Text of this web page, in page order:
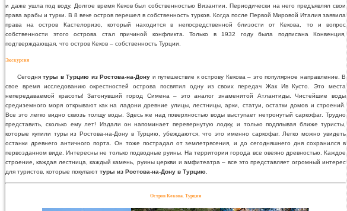
и даже ушла под воду. Долгое время Кеков был собственностью Византии. Периодически на него предъявлял свои
права арабы и турки. В 8 веке остров перешел в собственность турков. Когда после Первой Мировой Италия заявила
права на остров Кастелоризо, который находится в непосредственной близости от Кекова, то и вопрос
собственности этого острова стал причиной конфликта. Только в 1932 году была подписана Конвенция,
подтверждающая, что остров Кеков – собственность Турции.
Экскурсия
Сегоднятуры в Турцию из Ростова-на-Дону и путешествие к острову Кекова – это популярное направление. В
свое время исследованию окрестностей острова посвятил одну из своих передач Жак Ив Кусто. Это места
непередаваемой красоты! Затонувший город Симена – это аналог знаменитой Атлантиды. Чистейшие воды
средиземного моря открывают как на ладони древние улицы, лестницы, арки, статуи, остатки домов и строений.
Все это легко видно сквозь толщу воды. Здесь же над поверхностью воды выступает нетронутый саркофаг. Трудно
представить, сколько ему лет! Издали он напоминает перевернутую лодку, и только подплывая ближе туристы,
которые купили туры из Ростова-на-Дону в Турцию, убеждаются, что это именно саркофаг. Легко можно увидеть
останки древнего античного порта. Он тоже пострадал от землетрясения, и до сегодняшнего дня сохранился в
первозданном виде. Интересны не только подводные руины. На территории города все овеяно древностью. Каждое
строение, каждая лестница, каждый камень, руины церкви и амфитеатра – все это представляет огромный интерес
для туристов, которые покупают туры из Ростова-на-Дону в Турцию.
Остров Кекова. Турция